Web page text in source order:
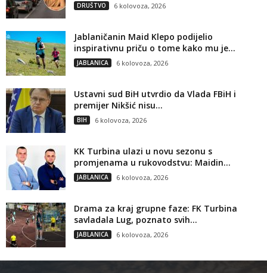
DRUŠTVO 6 kolovoza, 2026
Jablaničanin Maid Klepo podijelio
inspirativnu priču o tome kako mu je...
JABLANICA 6 kolovoza, 2026
Ustavni sud BiH utvrdio da Vlada FBiH i
premijer Nikšić nisu...
BIH 6 kolovoza, 2026
KK Turbina ulazi u novu sezonu s
promjenama u rukovodstvu: Maidin...
JABLANICA 6 kolovoza, 2026
Drama za kraj grupne faze: FK Turbina
savladala Lug, poznato svih...
JABLANICA 6 kolovoza, 2026